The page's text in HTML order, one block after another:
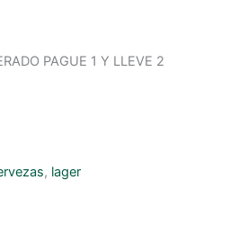
PAGUE 1 Y LLEVE 2
, lager